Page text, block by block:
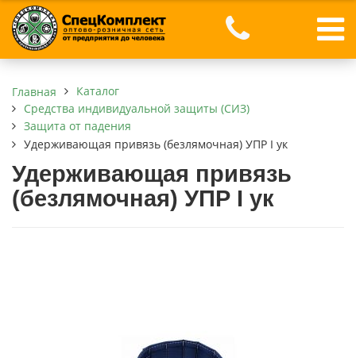
Главная
Каталог
Средства индивидуальной защиты (СИЗ)
Защита от падения
Удерживающая привязь (безлямочная) УПР I ук
Удерживающая привязь
(безлямочная) УПР I ук